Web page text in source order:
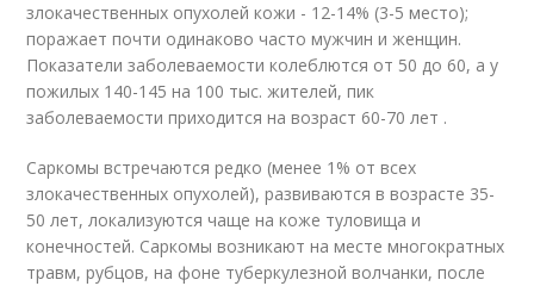
злокачественных опухолей кожи - 12-14% (3-5 место);
поражает почти одинаково часто мужчин и женщин.
Показатели заболеваемости колеблются от 50 до 60, а у
пожилых 140-145 на 100 тыс. жителей, пик
заболеваемости приходится на возраст 60-70 лет .
Саркомы встречаются редко (менее 1% от всех
злокачественных опухолей), развиваются в возрасте 35-
50 лет, локализуются чаще на коже туловища и
конечностей. Саркомы возникают на месте многократных
травм, рубцов, на фоне туберкулезной волчанки, после